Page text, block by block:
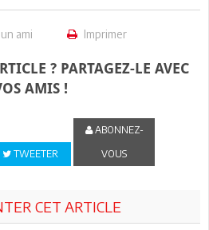
ami Imprimer
? PARTAGEZ-LE AVEC
AMIS !
TWEETER
ABONNEZ-
VOUS
CET ARTICLE